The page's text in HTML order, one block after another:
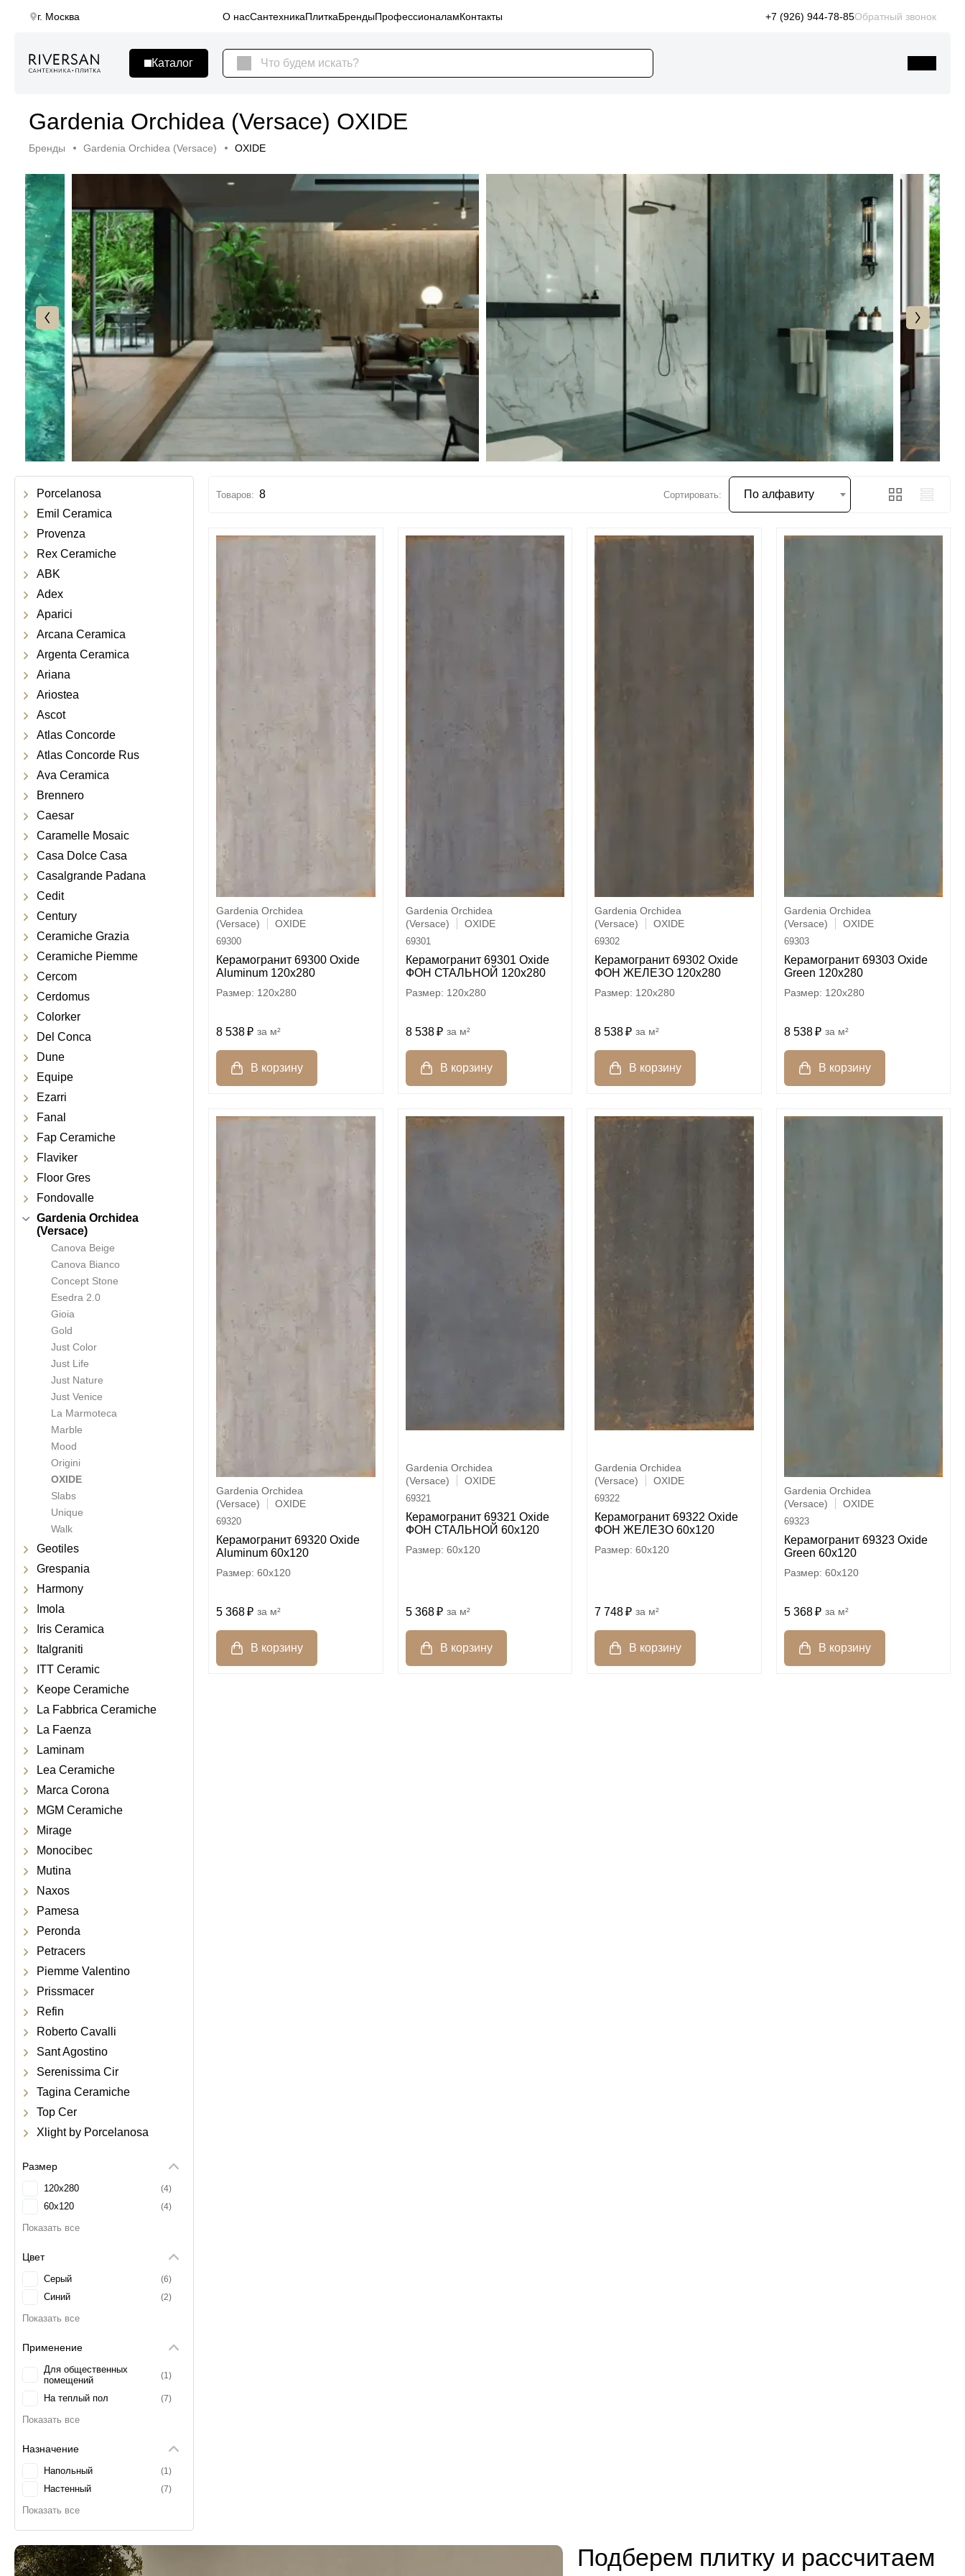
г. Москва О насСантехникаПлиткаБрендыПрофессионаламКонтакты +7 (926) 944-78-85Обратный звонок
Gardenia Orchidea (Versace) OXIDE
Бренды Gardenia Orchidea (Versace) OXIDE
Porcelanosa
Emil Ceramica
Provenza
Rex Ceramiche
ABK
Adex
Aparici
Arcana Ceramica
Argenta Ceramica
Ariana
Ariostea
Ascot
Atlas Concorde
Atlas Concorde Rus
Ava Ceramica
Brennero
Caesar
Caramelle Mosaic
Casa Dolce Casa
Casalgrande Padana
Cedit
Century
Ceramiche Grazia
Ceramiche Piemme
Cercom
Cerdomus
Colorker
Del Conca
Dune
Equipe
Ezarri
Fanal
Fap Ceramiche
Flaviker
Floor Gres
Fondovalle
Gardenia Orchidea
(Versace)
Canova Beige
Canova Bianco
Concept Stone
Esedra 2.0
Gioia
Gold
Just Color
Just Life
Just Nature
Just Venice
La Marmoteca
Marble
Mood
Origini
OXIDE
Slabs
Unique
Walk
Geotiles
Grespania
Harmony
Imola
Iris Ceramica
Italgraniti
ITT Ceramic
Keope Ceramiche
La Fabbrica Ceramiche
La Faenza
Laminam
Lea Ceramiche
Marca Corona
MGM Ceramiche
Mirage
Monocibec
Mutina
Naxos
Pamesa
Peronda
Petracers
Piemme Valentino
Prissmacer
Refin
Roberto Cavalli
Sant Agostino
Serenissima Cir
Tagina Ceramiche
Top Cer
Xlight by Porcelanosa
Размер
120x280 4
60x120 4
Цвет
Серый 6
Синий 2
Применение
Для общественных
помещений
1
На теплый пол 7
Назначение
Напольный 1
Настенный 7
8 По алфавиту
Gardenia Orchidea
(Versace)
OXIDE
69300
Керамогранит 69300 Oxide
Aluminum 120x280
120x280
8 538 м²
Gardenia Orchidea
(Versace)
OXIDE
69301
Керамогранит 69301 Oxide
ФОН СТАЛЬНОЙ 120x280
120x280
8 538 м²
Gardenia Orchidea
(Versace)
OXIDE
69302
Керамогранит 69302 Oxide
ФОН ЖЕЛЕЗО 120x280
120x280
8 538 м²
Gardenia Orchidea
(Versace)
OXIDE
69303
Керамогранит 69303 Oxide
Green 120x280
120x280
8 538 м²
Gardenia Orchidea
(Versace)
OXIDE
69320
Керамогранит 69320 Oxide
Aluminum 60x120
60x120
5 368 м²
Gardenia Orchidea
(Versace)
OXIDE
69321
Керамогранит 69321 Oxide
ФОН СТАЛЬНОЙ 60x120
60x120
5 368 м²
Gardenia Orchidea
(Versace)
OXIDE
69322
Керамогранит 69322 Oxide
ФОН ЖЕЛЕЗО 60x120
60x120
7 748 м²
Gardenia Orchidea
(Versace)
OXIDE
69323
Керамогранит 69323 Oxide
Green 60x120
60x120
5 368 м²
Подберем плитку и рассчитаем